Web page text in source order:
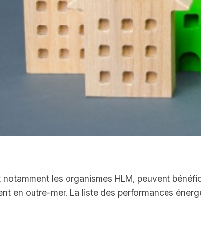
les organismes HLM, peuvent
en outre-mer. La liste des performances